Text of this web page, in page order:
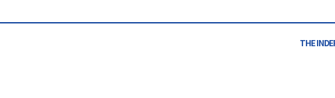
THE